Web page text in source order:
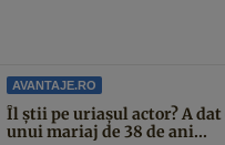
AVANTAJE.RO
Îl știi pe uriașul actor? A
unui mariaj de 38 de ani...